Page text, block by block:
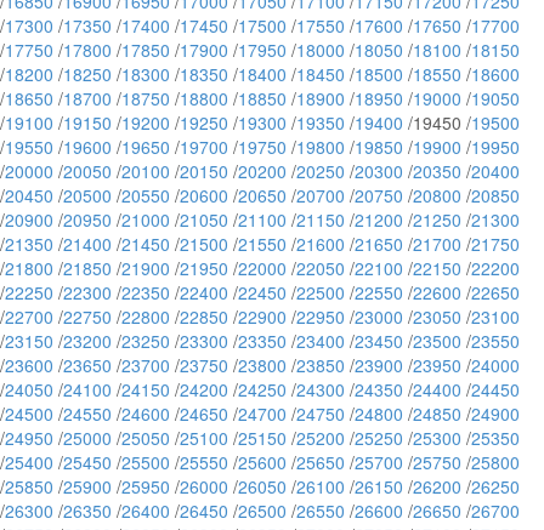
/17300 /17350 /17400 /17450 /17500 /17550 /17600 /17650 /17700
/17750 /17800 /17850 /17900 /17950 /18000 /18050 /18100 /18150
/18200 /18250 /18300 /18350 /18400 /18450 /18500 /18550 /18600
/18650 /18700 /18750 /18800 /18850 /18900 /18950 /19000 /19050
/19100 /19150 /19200 /19250 /19300 /19350 /19400 /19450 /19500
/19550 /19600 /19650 /19700 /19750 /19800 /19850 /19900 /19950
/20000 /20050 /20100 /20150 /20200 /20250 /20300 /20350 /20400
/20450 /20500 /20550 /20600 /20650 /20700 /20750 /20800 /20850
/20900 /20950 /21000 /21050 /21100 /21150 /21200 /21250 /21300
/21350 /21400 /21450 /21500 /21550 /21600 /21650 /21700 /21750
/21800 /21850 /21900 /21950 /22000 /22050 /22100 /22150 /22200
/22250 /22300 /22350 /22400 /22450 /22500 /22550 /22600 /22650
/22700 /22750 /22800 /22850 /22900 /22950 /23000 /23050 /23100
/23150 /23200 /23250 /23300 /23350 /23400 /23450 /23500 /23550
/23600 /23650 /23700 /23750 /23800 /23850 /23900 /23950 /24000
/24050 /24100 /24150 /24200 /24250 /24300 /24350 /24400 /24450
/24500 /24550 /24600 /24650 /24700 /24750 /24800 /24850 /24900
/24950 /25000 /25050 /25100 /25150 /25200 /25250 /25300 /25350
/25400 /25450 /25500 /25550 /25600 /25650 /25700 /25750 /25800
/25850 /25900 /25950 /26000 /26050 /26100 /26150 /26200 /26250
/26300 /26350 /26400 /26450 /26500 /26550 /26600 /26650 /26700